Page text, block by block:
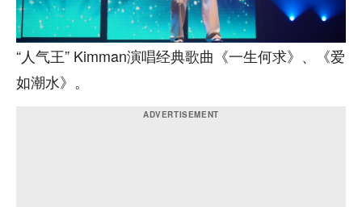
“人气王” Kimman演唱经典歌曲《一生何求》、《爱
如潮水》。